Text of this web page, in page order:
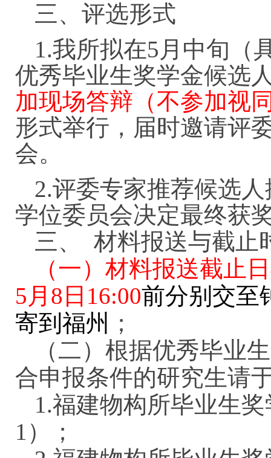
三、评选形式
1.我所拟在5月中旬（
优秀毕业生奖学金候选
加现场答辩（不参加视
形式举行，届时邀请评
会。
2.评委专家推荐候选
学位委员会决定最终
三、 材料报送与截止
（一）材料报送截止
5月8日16:00前分别交至
寄到福州 ；
（二）根据优秀毕业
合申报条件的研究生请
1.福建物构所毕业生
1）；